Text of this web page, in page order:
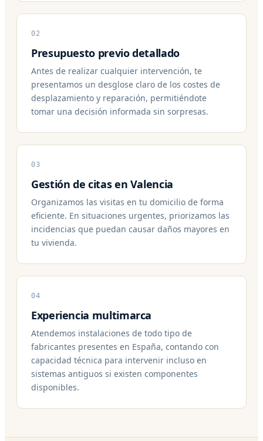
02
Presupuesto previo detallado
Antes de realizar cualquier intervención, te
presentamos un desglose claro de los costes de
desplazamiento y reparación, permitiéndote
tomar una decisión informada sin sorpresas.
03
Gestión de citas en Valencia
Organizamos las visitas en tu domicilio de forma
eficiente. En situaciones urgentes, priorizamos las
incidencias que puedan causar daños mayores en
tu vivienda.
04
Experiencia multimarca
Atendemos instalaciones de todo tipo de
fabricantes presentes en España, contando con
capacidad técnica para intervenir incluso en
sistemas antiguos si existen componentes
disponibles.